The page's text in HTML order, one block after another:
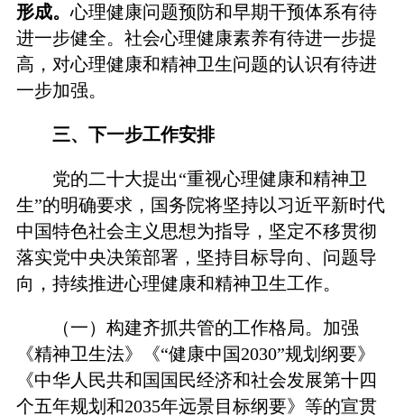
形成。心理健康问题预防和早期干预体系有待
进一步健全。社会心理健康素养有待进一步提
高，对心理健康和精神卫生问题的认识有待进
一步加强。
三、下一步工作安排
党的二十大提出“重视心理健康和精神卫
生”的明确要求，国务院将坚持以习近平新时代
中国特色社会主义思想为指导，坚定不移贯彻
落实党中央决策部署，坚持目标导向、问题导
向，持续推进心理健康和精神卫生工作。
（一）构建齐抓共管的工作格局。加强
《精神卫生法》《“健康中国2030”规划纲要》
《中华人民共和国国民经济和社会发展第十四
个五年规划和2035年远景目标纲要》等的宣贯